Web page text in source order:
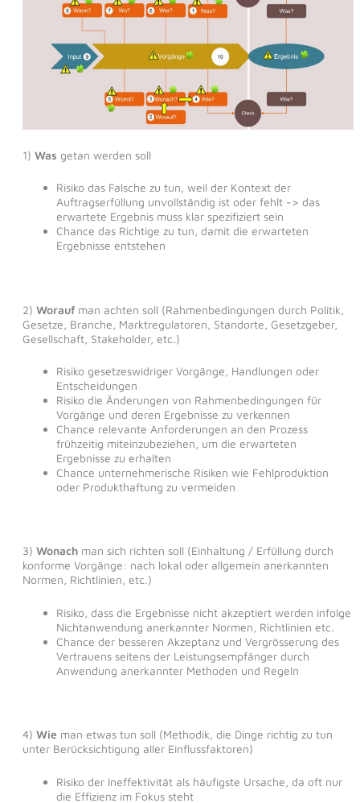
1) Was getan werden soll
Risiko das Falsche zu tun, weil der Kontext der
Auftragserfüllung unvollständig ist oder fehlt -> das
erwartete Ergebnis muss klar spezifiziert sein
Chance das Richtige zu tun, damit die erwarteten
Ergebnisse entstehen
2) Woraufman achten soll (Rahmenbedingungen durch Politik,
Gesetze, Branche, Marktregulatoren, Standorte, Gesetzgeber,
Gesellschaft, Stakeholder, etc.)
Risiko gesetzeswidriger Vorgänge, Handlungen oder
Entscheidungen
Risiko die Änderungen von Rahmenbedingungen für
Vorgänge und deren Ergebnisse zu verkennen
Chance relevante Anforderungen an den Prozess
frühzeitig miteinzubeziehen, um die erwarteten
Ergebnisse zu erhalten
Chance unternehmerische Risiken wie Fehlproduktion
oder Produkthaftung zu vermeiden
3) Wonachman sich richten soll (Einhaltung / Erfüllung durch
konforme Vorgänge: nach lokal oder allgemein anerkannten
Normen, Richtlinien, etc.)
Risiko, dass die Ergebnisse nicht akzeptiert werden infolge
Nichtanwendung anerkannter Normen, Richtlinien etc.
Chance der besseren Akzeptanz und Vergrösserung des
Vertrauens seitens der Leistungsempfänger durch
Anwendung anerkannter Methoden und Regeln
4) Wie man etwas tun soll (Methodik, die Dinge richtig zu tun
unter Berücksichtigung aller Einflussfaktoren)
Risiko der Ineffektivität als häufigste Ursache, da oft nur
die Effizienz im Fokus steht